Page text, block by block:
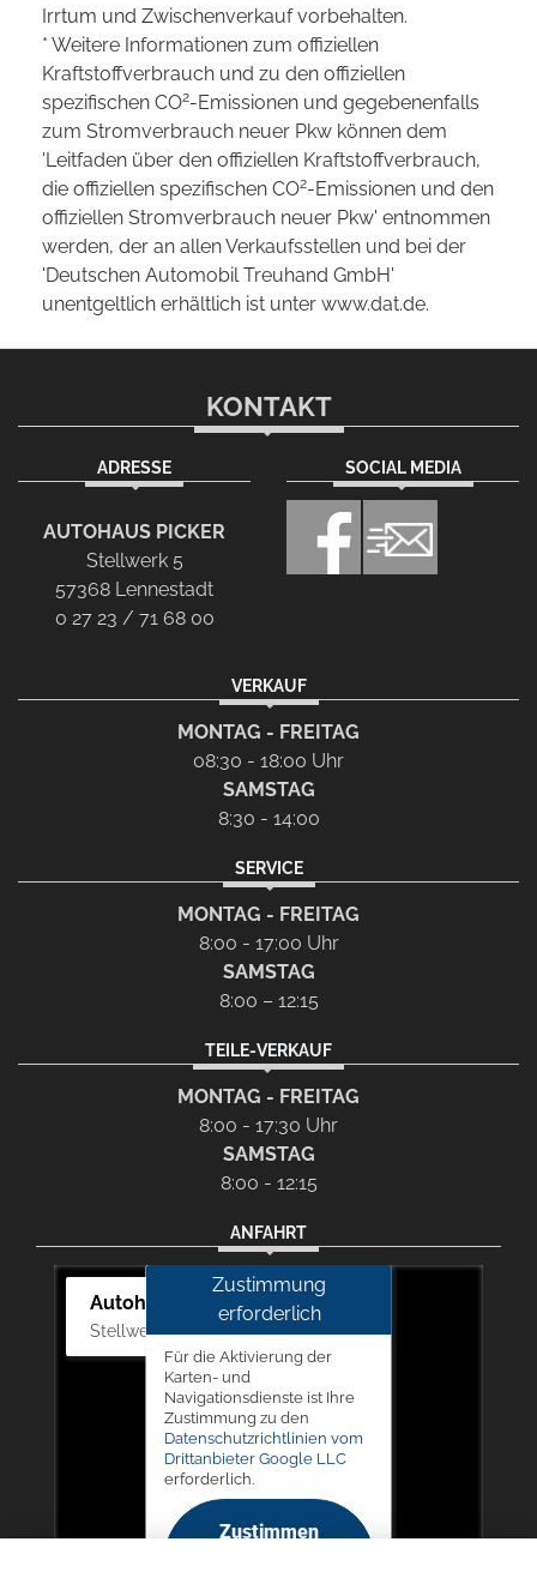
Irrtum und Zwischenverkauf vorbehalten.
* Weitere Informationen zum offiziellen
Kraftstoffverbrauch und zu den offiziellen
spezifischen CO2-Emissionen und gegebenenfalls
zum Stromverbrauch neuer Pkw können dem
'Leitfaden über den offiziellen Kraftstoffverbrauch,
die offiziellen spezifischen CO2-Emissionen und den
offiziellen Stromverbrauch neuer Pkw' entnommen
werden, der an allen Verkaufsstellen und bei der
'Deutschen Automobil Treuhand GmbH'
unentgeltlich erhältlich ist unter www.dat.de.
KONTAKT
ADRESSE
AUTOHAUS PICKER
Stellwerk 5
57368 Lennestadt
0 27 23 / 71 68 00
SOCIAL MEDIA
VERKAUF
MONTAG - FREITAG
08:30 - 18:00 Uhr
SAMSTAG
8:30 - 14:00
SERVICE
MONTAG - FREITAG
8:00 - 17:00 Uhr
SAMSTAG
8:00 – 12:15
TEILE-VERKAUF
MONTAG - FREITAG
8:00 - 17:30 Uhr
SAMSTAG
8:00 - 12:15
ANFAHRT
Autohaus Picker
Stellwerk 5, 57368 Lennestadt
Zustimmung
erforderlich
Für die Aktivierung der
Karten- und
Navigationsdienste ist Ihre
Zustimmung zu den
Datenschutzrichtlinien vom
Drittanbieter Google LLC
erforderlich.
Zustimmen